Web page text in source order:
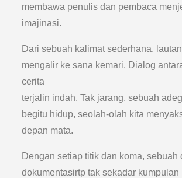
membawa penulis dan pembaca
imajinasi.
Dari sebuah kalimat sederhana,
mengalir ke sana kemari. Dialog
cerita
terjalin indah. Tak jarang, sebuah
begitu hidup, seolah-olah kita
depan mata.
Dengan setiap titik dan koma, sebuah
dokumentasirtp tak sekadar kumpulan